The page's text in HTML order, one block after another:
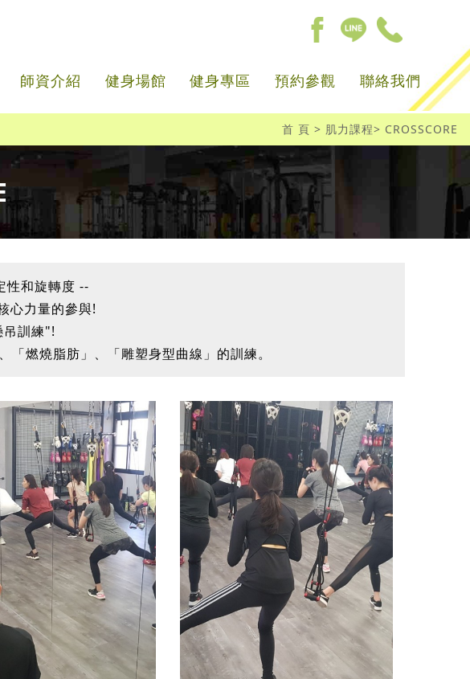
師資介紹 健身場館 健身專區 預約參觀 聯絡我們
首 頁 肌力課程 CROSSCORE
性和旋轉度 --
心力量的參與!
訓練"!
燃燒脂肪」、「雕塑身型曲線」的訓練。